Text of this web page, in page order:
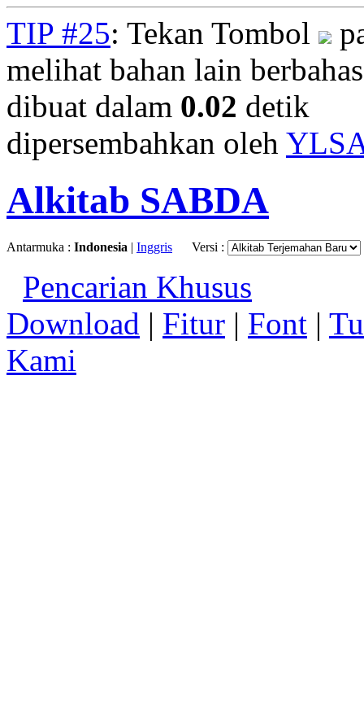
TIP #25: Tekan Tombol
melihat bahan lain
dibuat dalam 0.02 detik
dipersembahkan oleh
Alkitab SABDA
Antarmuka : Indonesia | Inggris Versi :
Pencarian Khusus
Download | Fitur | Font |
Kami